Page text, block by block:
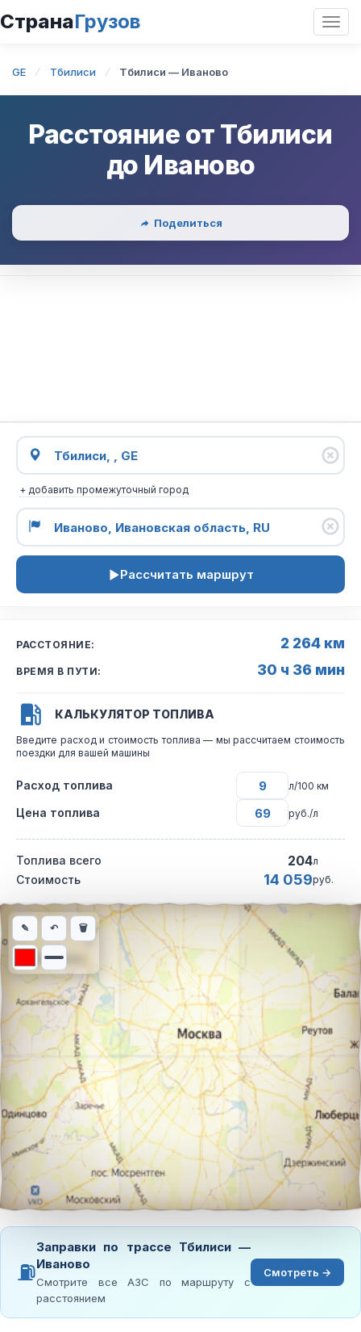
СтранаГрузов
GE Тбилиси Тбилиси — Иваново
Расстояние от Тбилиси
до Иваново
Поделиться
+ добавить промежуточный город
Рассчитать маршрут
РАССТОЯНИЕ: 2 264 км
ВРЕМЯ В ПУТИ: 30 ч 36 мин
КАЛЬКУЛЯТОР ТОПЛИВА
Введите расход и стоимость топлива — мы рассчитаем стоимость
поездки для вашей машины
Расход топлива л/100 км
Цена топлива руб./л
Топлива всего 204л
Стоимость 14 059руб.
Интерактивная карта автомобильного маршрута из города
✎ ↶ 🗑
⛽
Заправки по трассе Тбилиси —
Иваново
Смотрите все АЗС по маршруту с
расстоянием
Смотреть →